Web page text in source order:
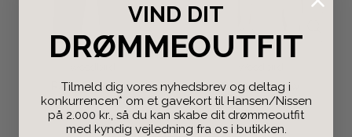
Rami buff jeans
600,00 kr 900,00 kr
Cane lion crew
400,00 kr 700,00 kr
VIND DIT
DRØMMEOUTFIT
Tilmeld dig vores nyhedsbrev og deltag i
konkurrencen* om et gavekort til Hansen/Nissen
på 2.000 kr., så du kan skabe dit drømmeoutfit
med kyndig vejledning fra os i butikken.